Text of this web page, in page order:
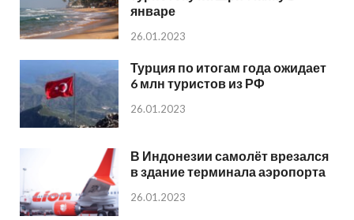
январе
26.01.2023
Турция по итогам года ожидает
6 млн туристов из РФ
26.01.2023
В Индонезии самолёт врезался
в здание терминала аэропорта
26.01.2023